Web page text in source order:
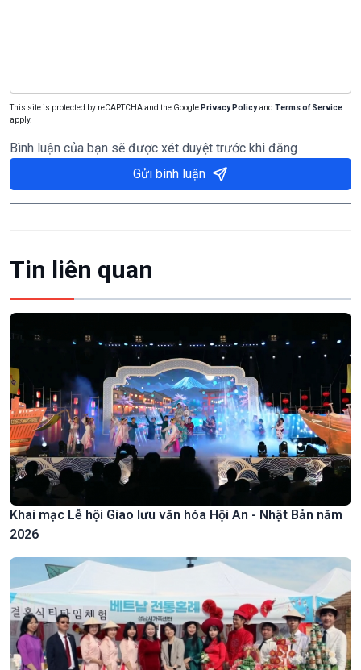
This site is protected by reCAPTCHA and the Google Privacy Policyand Terms of Service
apply.
Bình luận của bạn sẽ được xét duyệt trước khi đăng
Gửi bình luận
Tin liên quan
Khai mạc Lễ hội Giao lưu văn hóa Hội An - Nhật Bản năm
2026